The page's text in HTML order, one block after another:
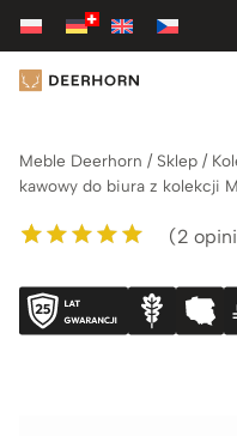
Przejdź
treści
Meble Deerhorn / Sklep /
kawowy do biura z kolekcji
5.00na 5 na
podstawie
ocen klientów
(2